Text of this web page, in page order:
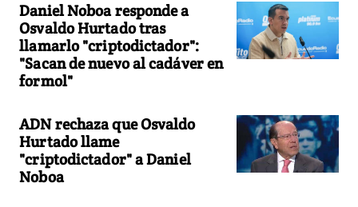
Daniel Noboa responde a
Osvaldo Hurtado tras
llamarlo "criptodictador":
"Sacan de nuevo al cadáver en
formol"
ADN rechaza que Osvaldo
Hurtado llame
"criptodictador" a Daniel
Noboa